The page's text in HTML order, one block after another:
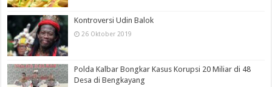
Kontroversi Udin Balok
26 Oktober 2019
Polda Kalbar Bongkar Kasus Korupsi 20 Miliar di 48
Desa di Bengkayang